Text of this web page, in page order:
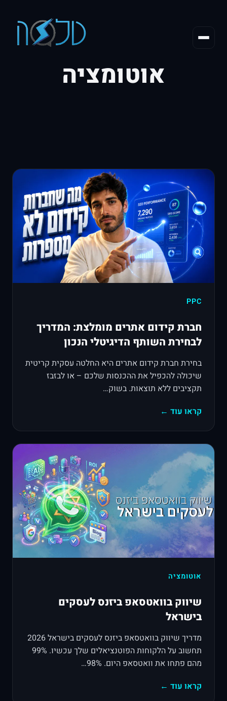
אוטומציה
PPC
חברת קידום אתרים מומלצת: המדריך
לבחירת השותף הדיגיטלי הנכון
בחירת חברת קידום אתרים היא החלטה עסקית קריטית
שיכולה להכפיל את ההכנסות שלכם – או לבזבז
תקציבים ללא תוצאות. בשוק…
קראו עוד ←
אוטומציה
שיווק בוואטסאפ ביזנס לעסקים
בישראל
מדריך שיווק בוואטסאפ ביזנס לעסקים בישראל 2026
תחשוב על הלקוחות הפוטנציאלים שלך עכשיו. 99%
מהם פתחו את וואטסאפ היום. 98%…
קראו עוד ←